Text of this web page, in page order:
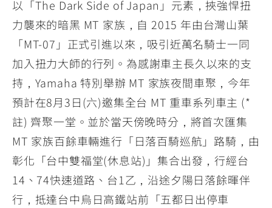
以「The Dark Side of Japan」元素，挾強悍扭
力襲來的暗黑 MT 家族，自 2015 年由台灣山葉
「MT-07」正式引進以來，吸引近萬名騎士一同
加入扭力大師的行列。為感謝車主長久以來的支
持，Yamaha 特別舉辦 MT 家族夜間車聚，今年
預計在8月3日(六)邀集全台 MT 重車系列車主 (*
註) 齊聚一堂。並於當天傍晚時分，將首次匯集
MT 家族百餘車輛進行「日落百騎巡航」路騎，由
彰化「台中雙福堂(休息站)」集合出發，行經台
14、74快速道路、台1乙，沿途夕陽日落餘暉伴
行，抵達台中烏日高鐵站前「五都日出停車